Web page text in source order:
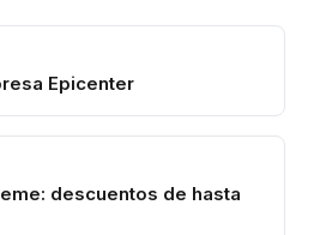
Epicenter
descuentos de hasta